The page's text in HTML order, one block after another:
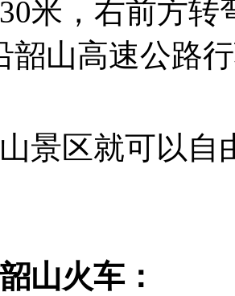
米，右前方转
韶山高速公路
景区就可以自
山火车：